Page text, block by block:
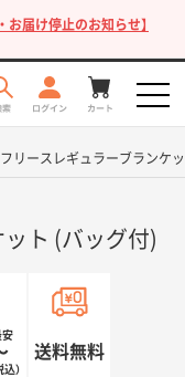
お届け停止のお知らせ】
フリースレギュラーブランケ
ト (バッグ付)
安
）
送料無料